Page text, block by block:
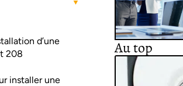
d’une
208
installer une
Au top